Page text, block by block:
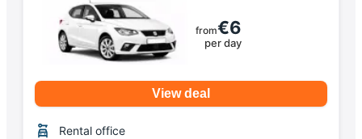
from€6
per day
View deal
Rental office